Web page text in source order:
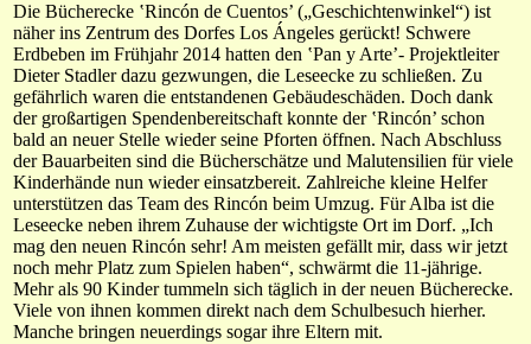
Die Bücherecke ‛Rincón de Cuentos’ („Geschichtenwinkel“) ist
näher ins Zentrum des Dorfes Los Ángeles gerückt! Schwere
Erdbeben im Frühjahr 2014 hatten den ‛Pan y Arte’- Projektleiter
Dieter Stadler dazu gezwungen, die Leseecke zu schließen. Zu
gefährlich waren die entstandenen Gebäudeschäden. Doch dank
der großartigen Spendenbereitschaft konnte der ‛Rincón’ schon
bald an neuer Stelle wieder seine Pforten öffnen. Nach Abschluss
der Bauarbeiten sind die Bücherschätze und Malutensilien für viele
Kinderhände nun wieder einsatzbereit. Zahlreiche kleine Helfer
unterstützen das Team des Rincón beim Umzug. Für Alba ist die
Leseecke neben ihrem Zuhause der wichtigste Ort im Dorf. „Ich
mag den neuen Rincón sehr! Am meisten gefällt mir, dass wir jetzt
noch mehr Platz zum Spielen haben“, schwärmt die 11-jährige.
Mehr als 90 Kinder tummeln sich täglich in der neuen Bücherecke.
Viele von ihnen kommen direkt nach dem Schulbesuch hierher.
Manche bringen neuerdings sogar ihre Eltern mit.